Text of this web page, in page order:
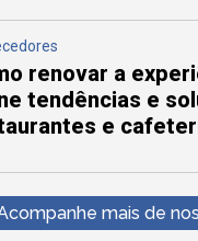
renovar a
tendências e
e
mais de